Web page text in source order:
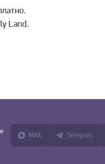
Land.
MAX Telegram